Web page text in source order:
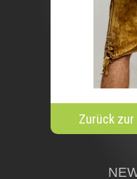
Zurück